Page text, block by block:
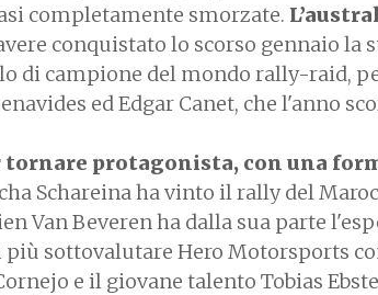
completamente smorzate.
conquistato lo scorso gennaio la
di campione del mondo rally-raid,
ed Edgar Canet, che l'anno
protagonista, con una
Schareina ha vinto il rally del
Van Beveren ha dalla sua parte
sottovalutare Hero Motorsports
e il giovane talento Tobias